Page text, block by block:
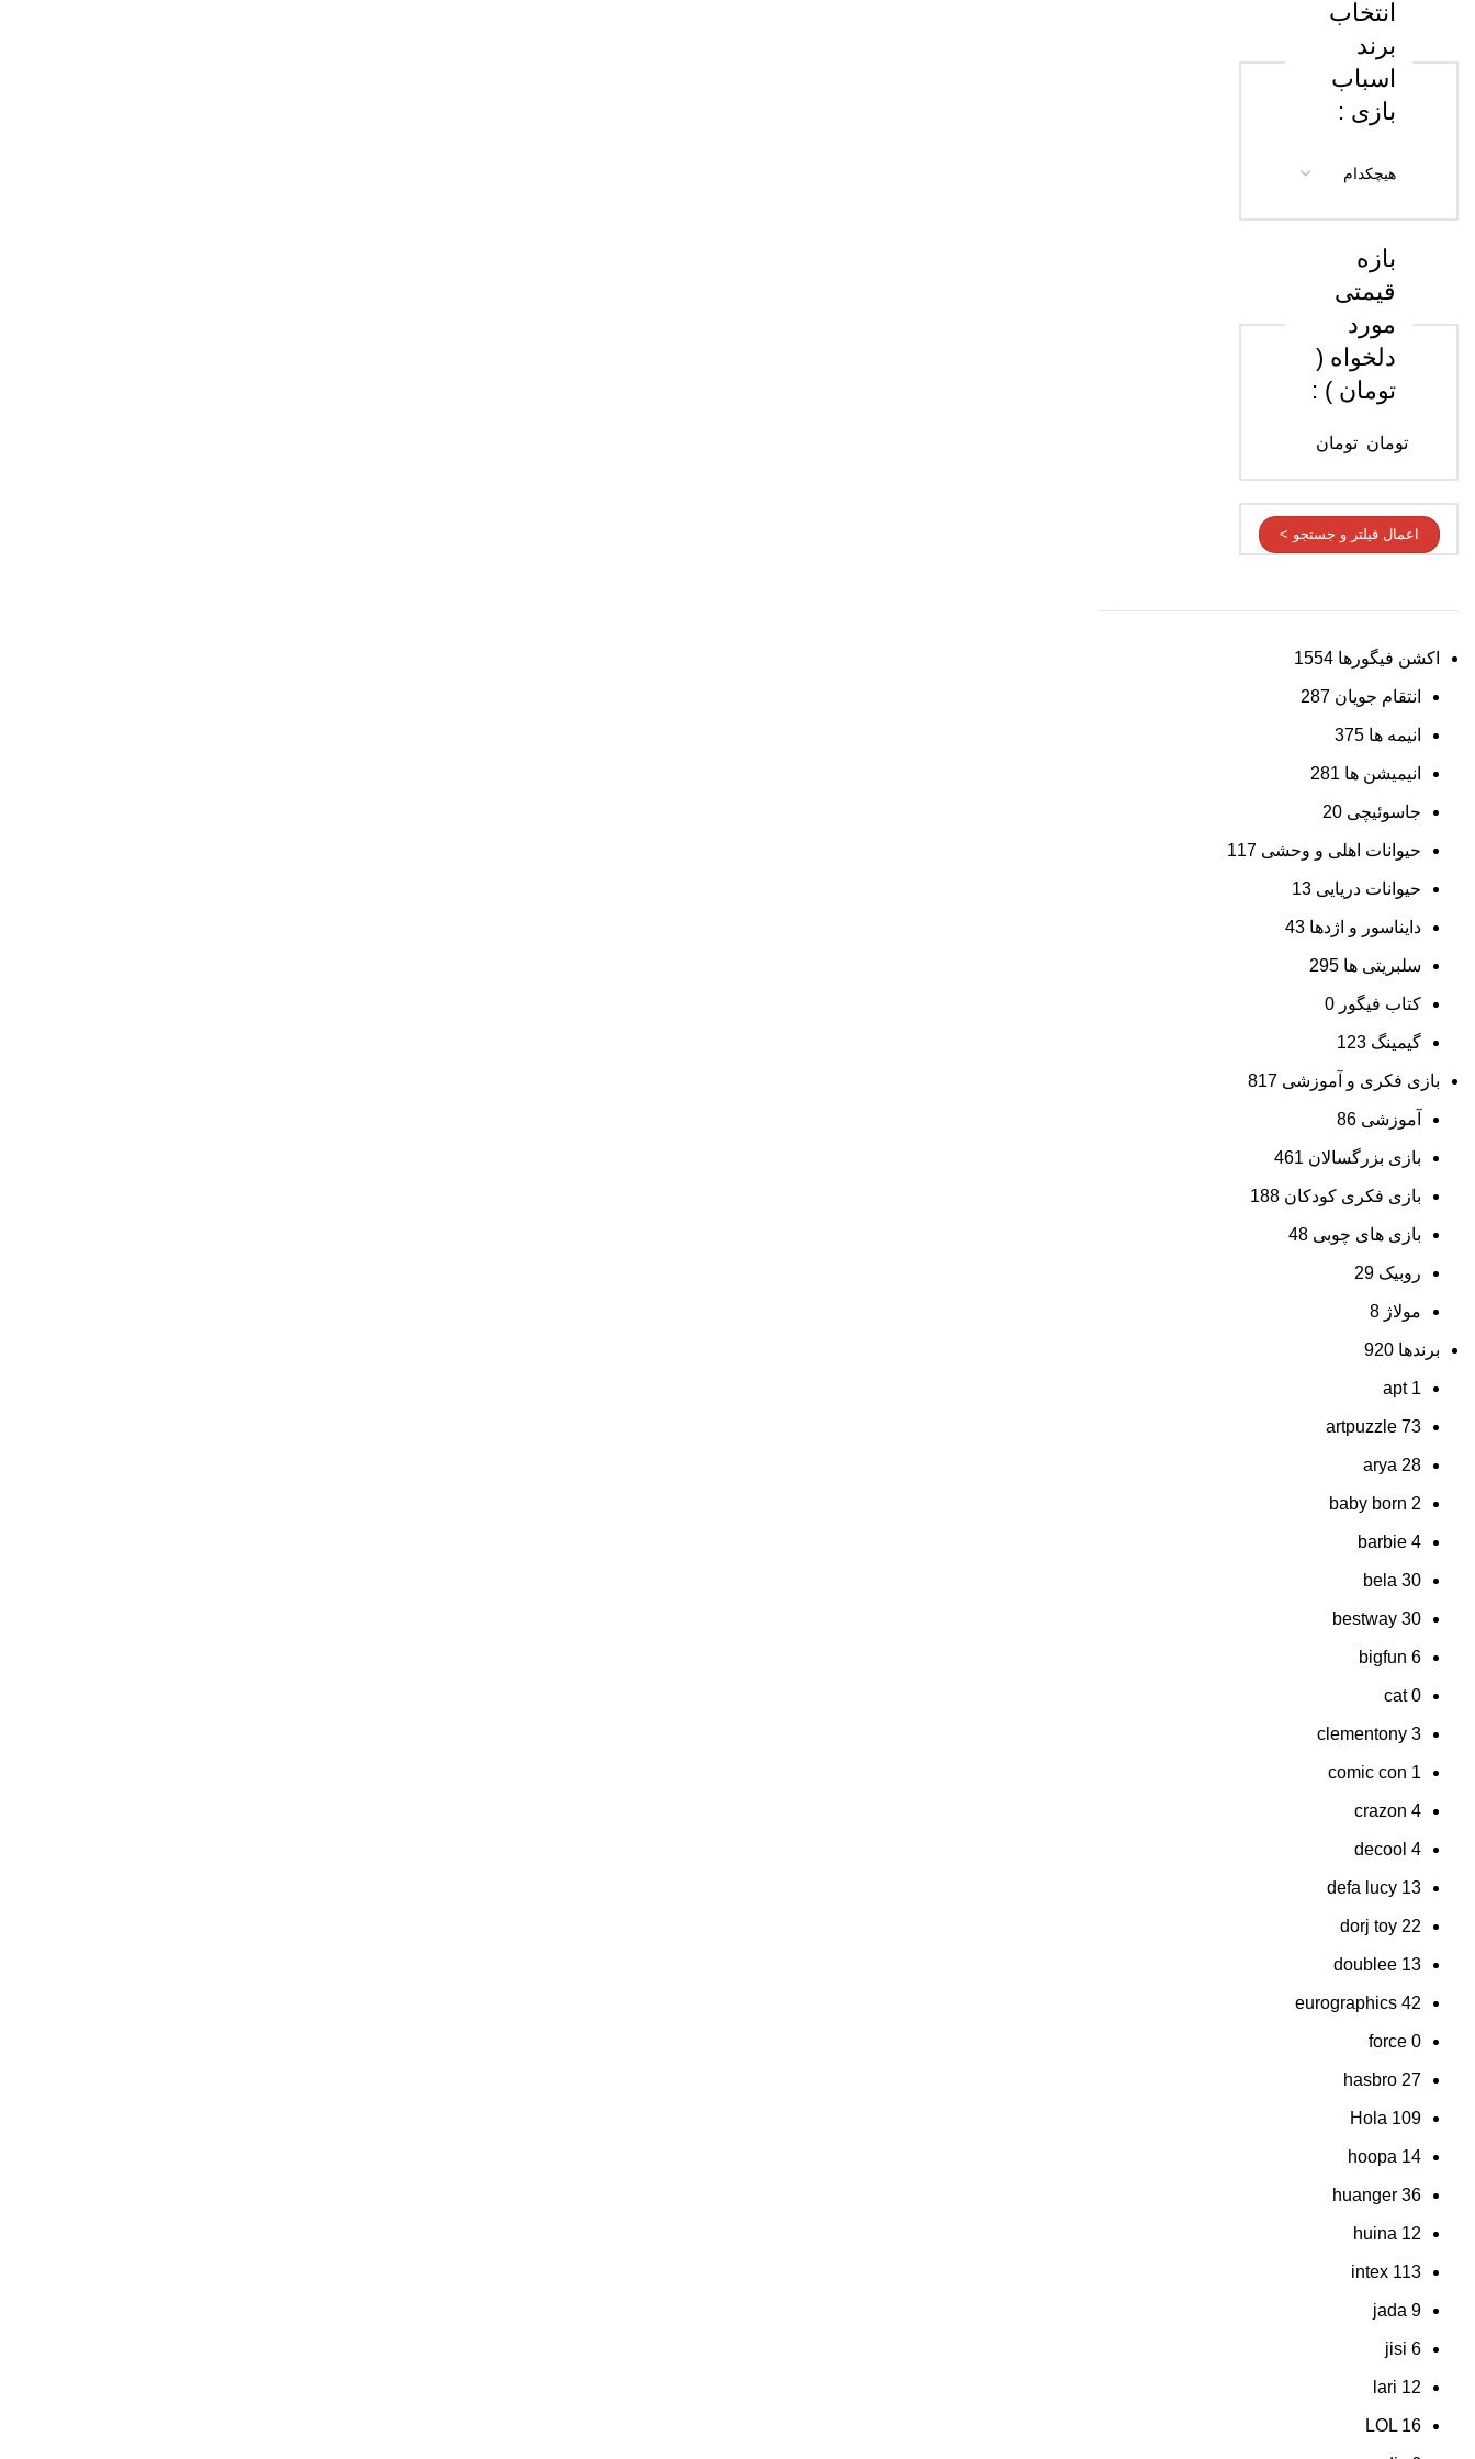
انتخاب
برند
اسباب
بازی :
بازه
قیمتی
مورد
دلخواه (
تومان ) :
تومان تومان
اعمال فیلتر و جستجو >
اکشن فیگورها 1554
انتقام جویان 287
انیمه ها 375
انیمیشن ها 281
جاسوئیچی 20
حیوانات اهلی و وحشی 117
حیوانات دریایی 13
دایناسور و اژدها 43
سلبریتی ها 295
کتاب فیگور 0
گیمینگ 123
بازی فکری و آموزشی 817
آموزشی 86
بازی بزرگسالان 461
بازی فکری کودکان 188
بازی های چوبی 48
روبیک 29
مولاژ 8
برندها 920
apt 1
artpuzzle 73
arya 28
baby born 2
barbie 4
bela 30
bestway 30
bigfun 6
cat 0
clementony 3
comic con 1
crazon 4
decool 4
defa lucy 13
dorj toy 22
doublee 13
eurographics 42
force 0
hasbro 27
Hola 109
hoopa 14
huanger 36
huina 12
intex 113
jada 9
jisi 6
lari 12
LOL 16